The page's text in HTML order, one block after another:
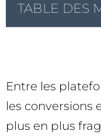
TABLE DES
Entre les
les conversions
plus en plus